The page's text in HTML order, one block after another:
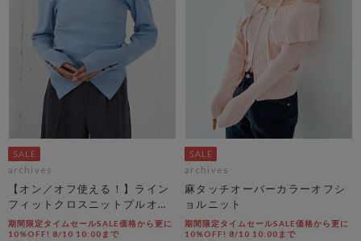
archives
【オン／オフ使える！】ライン
フィットクロスニットプルオー
バー
期間限定タイムセールSALE価格から更に
10%OFF! 8/10 10:00まで
archives
麻タッチオーバーカラーオフシ
ョルニット
期間限定タイムセールSALE価格から更に
10%OFF! 8/10 10:00まで